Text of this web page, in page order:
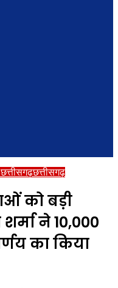
छत्तीसगढ़छत्तीसगढ़
को बड़ी
ने ₹10,000
का किया